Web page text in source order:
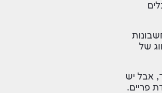
מוגבלים
כמה חשבונות
של
אבל יש
שקל ובריבית צמודת פריים.